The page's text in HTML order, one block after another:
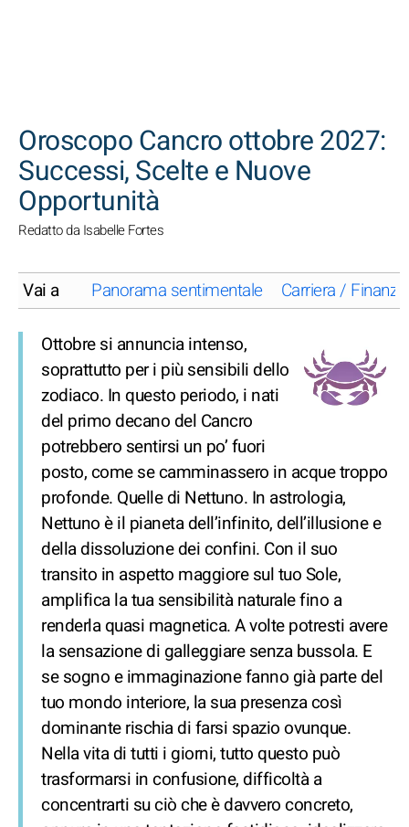
Oroscopo Cancro ottobre 2027:
Successi, Scelte e Nuove
Opportunità
Redatto da Isabelle Fortes
Vai a Panorama sentimentale Carriera / Finanze
Ottobre si annuncia intenso,
soprattutto per i più sensibili dello
zodiaco. In questo periodo, i nati
del primo decano del Cancro
potrebbero sentirsi un po’ fuori
posto, come se camminassero in acque troppo
profonde. Quelle di Nettuno. In astrologia,
Nettuno è il pianeta dell’infinito, dell’illusione e
della dissoluzione dei confini. Con il suo
transito in aspetto maggiore sul tuo Sole,
amplifica la tua sensibilità naturale fino a
renderla quasi magnetica. A volte potresti avere
la sensazione di galleggiare senza bussola. E
se sogno e immaginazione fanno già parte del
tuo mondo interiore, la sua presenza così
dominante rischia di farsi spazio ovunque.
Nella vita di tutti i giorni, tutto questo può
trasformarsi in confusione, difficoltà a
concentrarti su ciò che è davvero concreto,